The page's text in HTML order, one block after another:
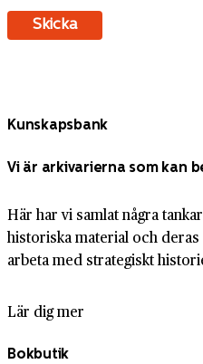
Kunskapsbank
Vi är arkivarierna som kan
Här har vi samlat några
historiska material och
arbeta med strategiskt
Lär dig mer
Bokbutik